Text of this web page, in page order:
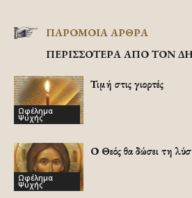
ΠΑΡΟΜΟΙΑ ΑΡΘΡΑ
ΠΕΡΙΣΣΟΤΕΡΑ ΑΠΟ ΤΟΝ
Ωφέλημα
Ψυχής
Τιμή στις γιορτές
Ωφέλημα
Ψυχής
Ο Θεός θα δώσει τη